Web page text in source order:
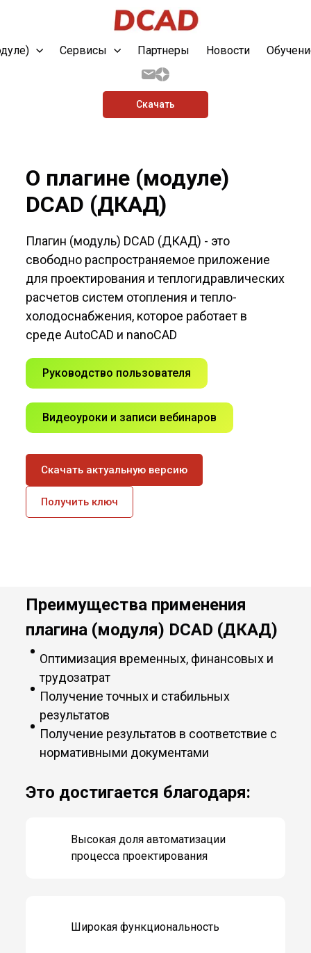
Сервисы Партнеры Новости
Скачать
О плагине (модуле)
DCAD (ДКАД)
Плагин (модуль) DCAD (ДКАД) - это
свободно распространяемое приложение
для проектирования и теплогидравлических
расчетов систем отопления и тепло-
холодоснабжения, которое работает в
среде AutoCAD и nanoCAD
Руководство пользователя
Видеоуроки и записи вебинаров
Скачать актуальную версию
Получить ключ
Преимущества применения
плагина (модуля) DCAD (ДКАД)
Оптимизация временных, финансовых и
трудозатрат
Получение точных и стабильных
результатов
Получение результатов в соответствие с
нормативными документами
Это достигается благодаря:
Высокая доля автоматизации
процесса проектирования
Широкая функциональность